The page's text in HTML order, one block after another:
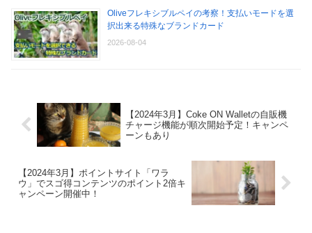
Oliveフレキシブルペイの考察！支払いモードを選
択出来る特殊なブランドカード
2026-08-04
【2024年3月】Coke ON Walletの自販機
チャージ機能が順次開始予定！キャンペ
ーンもあり
【2024年3月】ポイントサイト「ワラ
ウ」でスゴ得コンテンツのポイント2倍キ
ャンペーン開催中！